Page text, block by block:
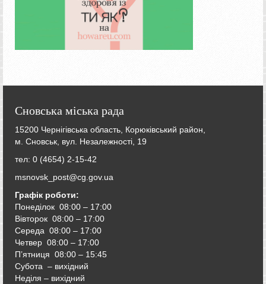
Сновська міська рада
15200 Чернігівська область, Корюківський район,
м. Сновськ, вул. Незалежності, 19
тел: 0 (4654) 2-15-42
msnovsk_post@cg.gov.ua
Графік роботи:
Понеділок 08:00 – 17:00
Вівторок 08:00 – 17:00
Середа 08:00 – 17:00
Четвер 08:00 – 17:00
П’ятниця 08:00 – 15:45
Субота – вихідний
Неділя – вихідний